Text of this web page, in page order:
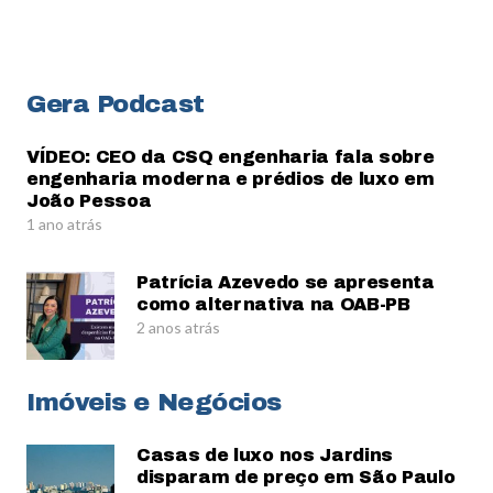
Gera Podcast
VÍDEO: CEO da CSQ engenharia fala sobre
engenharia moderna e prédios de luxo em
João Pessoa
1 ano atrás
Patrícia Azevedo se apresenta
como alternativa na OAB-PB
2 anos atrás
Imóveis e Negócios
Casas de luxo nos Jardins
disparam de preço em São Paulo